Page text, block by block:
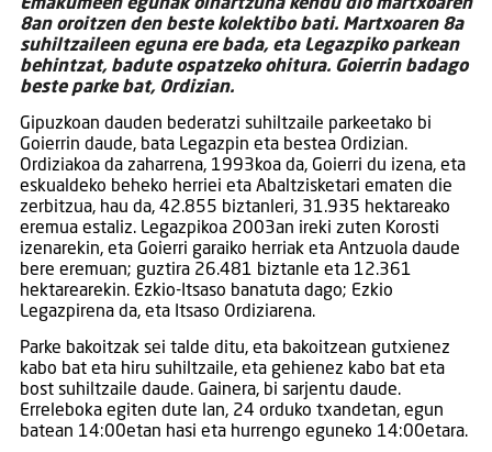
Emakumeen egunak oihartzuna kendu dio martxoaren
8an oroitzen den beste kolektibo bati. Martxoaren 8a
suhiltzaileen eguna ere bada, eta Legazpiko parkean
behintzat, badute ospatzeko ohitura. Goierrin badago
beste parke bat, Ordizian.
Gipuzkoan dauden bederatzi suhiltzaile parkeetako bi
Goierrin daude, bata Legazpin eta bestea Ordizian.
Ordiziakoa da zaharrena, 1993koa da, Goierri du izena, eta
eskualdeko beheko herriei eta Abaltzisketari ematen die
zerbitzua, hau da, 42.855 biztanleri, 31.935 hektareako
eremua estaliz. Legazpikoa 2003an ireki zuten Korosti
izenarekin, eta Goierri garaiko herriak eta Antzuola daude
bere eremuan; guztira 26.481 biztanle eta 12.361
hektarearekin. Ezkio-Itsaso banatuta dago; Ezkio
Legazpirena da, eta Itsaso Ordiziarena.
Parke bakoitzak sei talde ditu, eta bakoitzean gutxienez
kabo bat eta hiru suhiltzaile, eta gehienez kabo bat eta
bost suhiltzaile daude. Gainera, bi sarjentu daude.
Erreleboka egiten dute lan, 24 orduko txandetan, egun
batean 14:00etan hasi eta hurrengo eguneko 14:00etara.